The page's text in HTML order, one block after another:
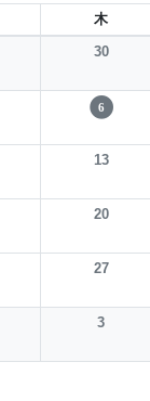
木
30
6
13
20
27
3